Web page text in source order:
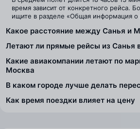
время зависит от конкретного рейса.
ищите в разделе «Общая информация о
Какое расстояние между Санья и
Летают ли прямые рейсы из Санья
Какие авиакомпании летают по
Москва
В каком городе лучше делать
Как время поездки влияет на цену